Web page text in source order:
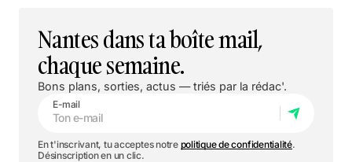
Nantes dans ta boîte mail,
chaque semaine.
Bons plans, sorties, actus — triés par la rédac'.
E-mail
En t'inscrivant, tu acceptes notre politique de confidentialité.
Désinscription en un clic.